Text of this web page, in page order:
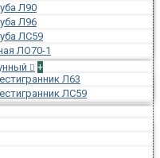
Л90
Л96
ЛС59
ЛО70-1
+
Л63
ЛС59